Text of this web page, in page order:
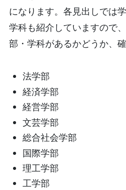
になります。各見出しでは
学科も紹介していますので
部・学科があるかどうか、
法学部
経済学部
経営学部
文芸学部
総合社会学部
国際学部
理工学部
工学部